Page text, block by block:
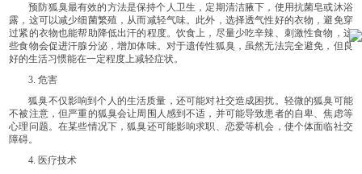
预防狐臭最有效的方法是保持个人卫生，定期清洁腋下，使用抗菌皂或沐浴
露，这可以减少细菌繁殖，从而减轻气味。此外，选择透气性好的衣物，避免穿
过紧的衣物也能帮助降低出汗的程度。饮食上，尽量少吃辛辣、刺激性食物，这
些食物会促进汗腺分泌，增加体味。对于遗传性狐臭，虽然无法完全避免，但良
好的生活习惯能在一定程度上减轻症状。
3. 危害
狐臭不仅影响到个人的生活质量，还可能对社交造成困扰。轻微的狐臭可能
不被注意，但严重的狐臭会让周围人感到不适，并可能导致患者的自卑、焦虑等
心理问题。在某些情况下，狐臭还可能影响求职、恋爱等机会，使个体面临社交
障碍。
4. 医疗技术